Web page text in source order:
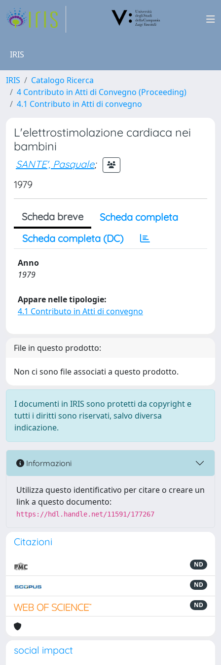
IRIS
IRIS
Catalogo Ricerca
4 Contributo in Atti di Convegno (Proceeding)
4.1 Contributo in Atti di convegno
L'elettrostimolazione cardiaca nei
bambini
SANTE', Pasquale;
1979
Scheda breve
Scheda completa
Scheda completa (DC)
Anno
1979
Appare nelle tipologie:
4.1 Contributo in Atti di convegno
File in questo prodotto:
Non ci sono file associati a questo prodotto.
I documenti in IRIS sono protetti da copyright e
tutti i diritti sono riservati, salvo diversa
indicazione.
Informazioni
Utilizza questo identificativo per citare o creare un
link a questo documento:
https://hdl.handle.net/11591/177267
Citazioni
ND
ND
ND
social impact